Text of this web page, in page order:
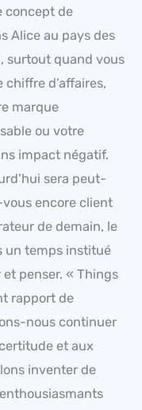
concept de
Alice au pays des
surtout quand vous
d’affaires,
marque
ou votre
impact négatif.
sera peut-
vous encore client
de demain, le
un temps institué
penser. « Things
rapport de
nous continuer
et aux
inventer de